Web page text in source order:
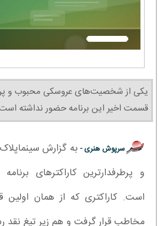
یکی از شخصیت‌های عروسکی محبوب و
قسمت اخیر این برنامه حضور نداشته
سرپوش هنری - به گزارش
و پرطرفدارترین کاراکترهای
است. کاراکتری که از همان
مخاطب قرار گرفت و هم زیر تیغ نقد